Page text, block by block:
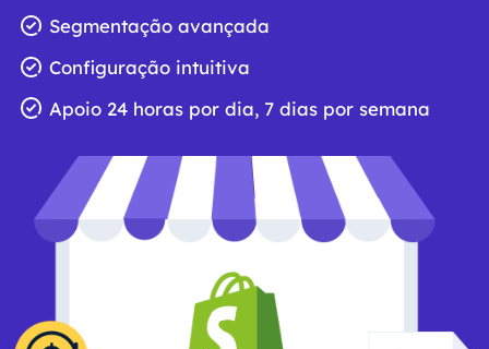
Segmentação avançada
Configuração intuitiva
Apoio 24 horas por dia, 7 dias por semana